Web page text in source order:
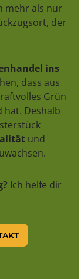
mehr als nur
der
ins
dass aus
Grün
hat. Deshalb
und
Ich helfe dir